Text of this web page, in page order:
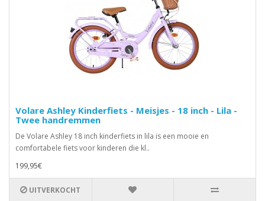
Volare Ashley Kinderfiets - Meisjes - 18 inch - Lila -
Twee handremmen
De Volare Ashley 18 inch kinderfiets in lila is een mooie en
comfortabele fiets voor kinderen die kl..
199,95€
UITVERKOCHT